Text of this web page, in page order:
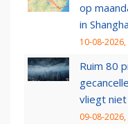
op
in
10-08-2026,
Ruim 80
vliegt niet
09-08-2026,